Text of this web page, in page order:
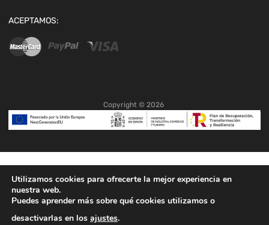
ACEPTAMOS:
Copyright © 2026
Utilizamos cookies para ofrecerte la mejor experiencia en
nuestra web.
Puedes aprender más sobre qué cookies utilizamos o
desactivarlas en los ajustes.